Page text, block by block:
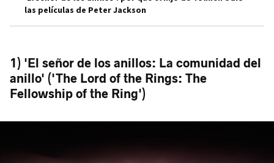
las películas de Peter Jackson
1) 'El señor de los anillos: La comunidad del
anillo' ('The Lord of the Rings: The
Fellowship of the Ring')